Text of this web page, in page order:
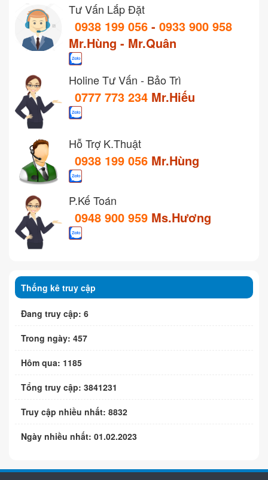
Tư Vấn Lắp Đặt
0938 199 056 - 0933 900 958
Mr.Hùng - Mr.Quân
Holine Tư Vấn - Bảo Trì
0777 773 234 Mr.Hiếu
Hỗ Trợ K.Thuật
0938 199 056 Mr.Hùng
P.Kế Toán
0948 900 959 Ms.Hương
Thống kê truy cập
Đang truy cập: 6
Trong ngày: 457
Hôm qua: 1185
Tổng truy cập: 3841231
Truy cập nhiều nhất: 8832
Ngày nhiều nhất: 01.02.2023